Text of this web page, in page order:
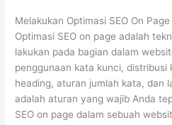
Melakukan Optimasi SEO On
Optimasi SEO on page adalah
lakukan pada bagian dalam
penggunaan kata kunci, distribusi
heading, aturan jumlah kata, dan
adalah aturan yang wajib Anda
SEO on page dalam sebuah